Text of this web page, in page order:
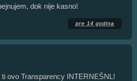
dok nije kasno!
pre 14 godina
ti ovo Transparency INTERNEŠNL!